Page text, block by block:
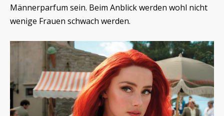
Männerparfum sein. Beim Anblick werden wohl nicht
wenige Frauen schwach werden.